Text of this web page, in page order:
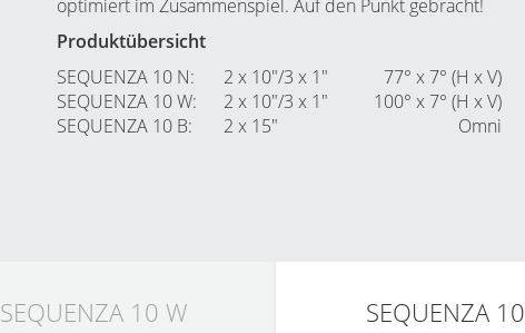
optimiert im Zusammenspiel. Auf den Punkt gebracht!
Produktübersicht
SEQUENZA 10 N: 2 x 10″/3 x 1″
77° x 7° (H x V)
SEQUENZA 10 W: 2 x 10″/3 x 1″
100° x 7° (H x V)
SEQUENZA 10 B: 2 x 15″ Omni
SEQUENZA 10 W SEQUENZA